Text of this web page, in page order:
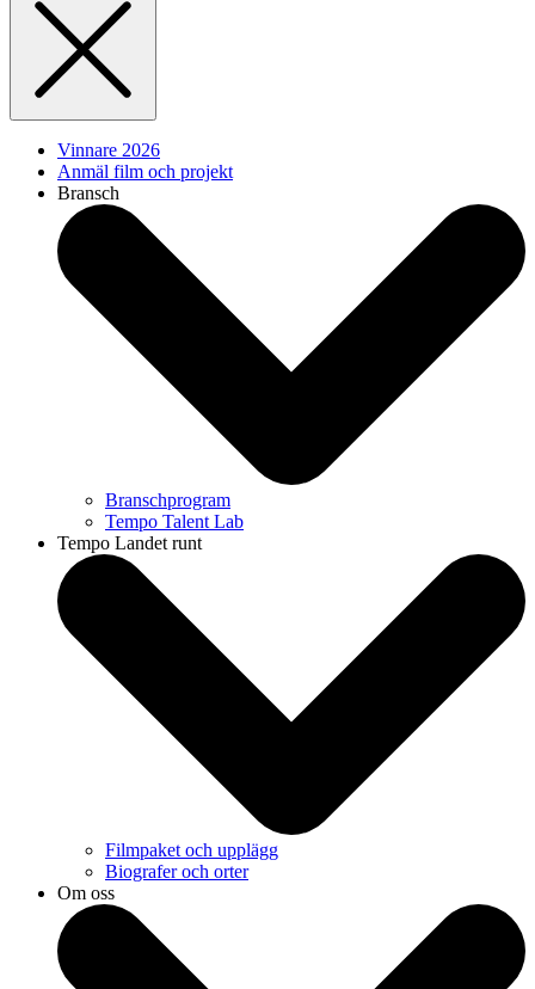
Vinnare 2026
Anmäl film och projekt
Bransch
Branschprogram
Tempo Talent Lab
Tempo Landet runt
Filmpaket och upplägg
Biografer och orter
Om oss